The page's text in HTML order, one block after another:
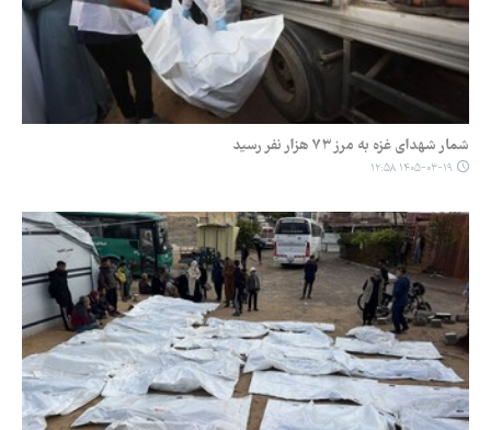
شمار شهدای غزه به مرز ۷۳ هزار نفر رسید
۱۴۰۵-۰۳-۱۹ ۱۲:۵۸